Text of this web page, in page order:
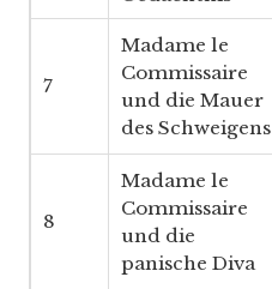
7
Madame le
Commissaire
und die Mauer
des Schweigens
8
Madame le
Commissaire
und die
panische Diva